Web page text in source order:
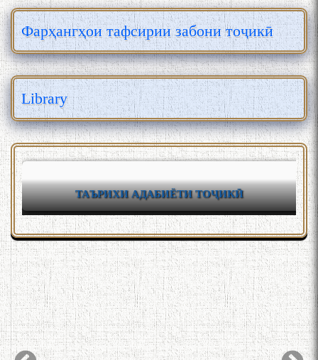
Фарҳангҳои тафсирии забони тоҷикӣ
Library
ТАЪРИХИ АДАБИЁТИ ТОҶИКӢ